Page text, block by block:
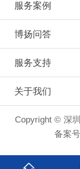
服务案例
博扬问答
服务支持
关于我们
Copyright © 深
备案号